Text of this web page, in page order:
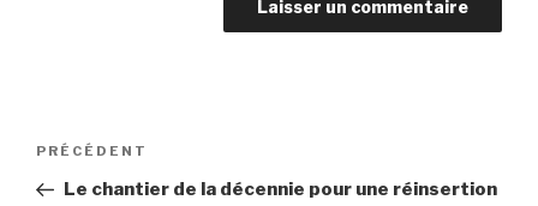
PRÉCÉDENT
Le chantier de la décennie pour une réinsertion